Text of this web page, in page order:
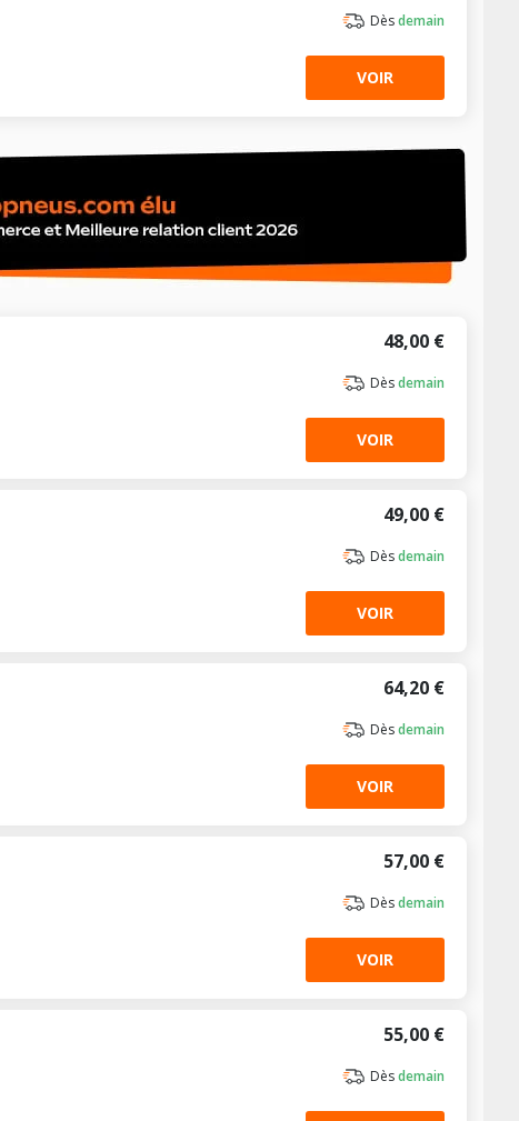
Dèsdemain
VOIR
48,00 €
Dèsdemain
VOIR
49,00 €
Dèsdemain
VOIR
64,20 €
Dèsdemain
VOIR
57,00 €
Dèsdemain
VOIR
55,00 €
Dèsdemain